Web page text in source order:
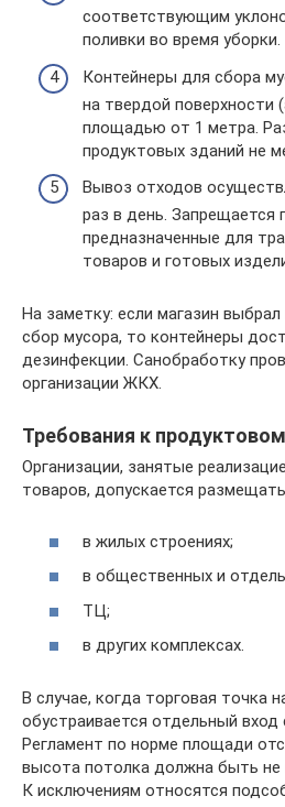
соответствующим
поливки во время уборки.
Контейнеры для сбора
на твердой поверхности
площадью от 1 метра.
продуктовых зданий не
Вывоз отходов
раз в день.
предназначенные для
товаров и готовых
На заметку: если магазин
сбор мусора, то контейнеры
дезинфекции. Санобработку
организации ЖКХ.
Требования к
Организации, занятые
товаров, допускается
в жилых строениях;
в общественных и
ТЦ;
в других комплексах.
В случае, когда торговая точка
обустраивается отдельный вход
Регламент по норме площади
высота потолка должна быть не
К исключениям относятся